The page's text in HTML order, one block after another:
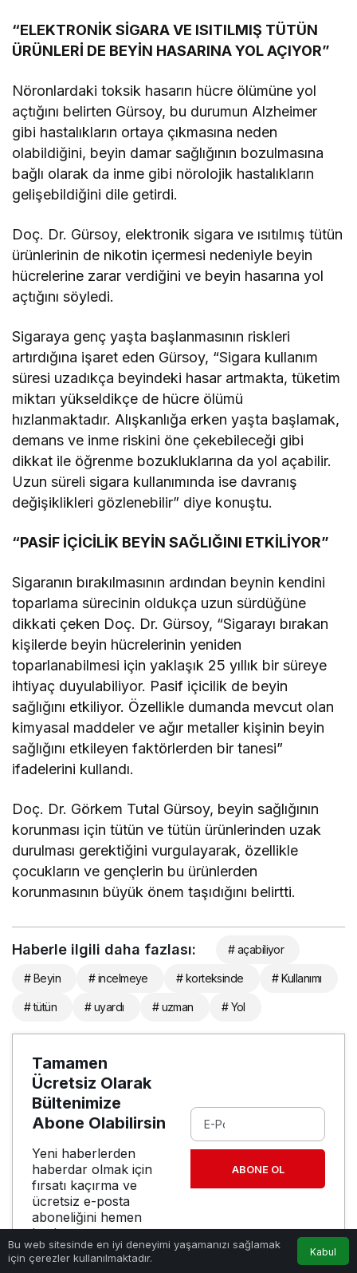
“ELEKTRONİK SİGARA VE ISITILMIŞ TÜTÜN
ÜRÜNLERİ DE BEYİN HASARINA YOL AÇIYOR”
Nöronlardaki toksik hasarın hücre ölümüne yol
açtığını belirten Gürsoy, bu durumun Alzheimer
gibi hastalıkların ortaya çıkmasına neden
olabildiğini, beyin damar sağlığının bozulmasına
bağlı olarak da inme gibi nörolojik hastalıkların
gelişebildiğini dile getirdi.
Doç. Dr. Gürsoy, elektronik sigara ve ısıtılmış tütün
ürünlerinin de nikotin içermesi nedeniyle beyin
hücrelerine zarar verdiğini ve beyin hasarına yol
açtığını söyledi.
Sigaraya genç yaşta başlanmasının riskleri
artırdığına işaret eden Gürsoy, “Sigara kullanım
süresi uzadıkça beyindeki hasar artmakta, tüketim
miktarı yükseldikçe de hücre ölümü
hızlanmaktadır. Alışkanlığa erken yaşta başlamak,
demans ve inme riskini öne çekebileceği gibi
dikkat ile öğrenme bozukluklarına da yol açabilir.
Uzun süreli sigara kullanımında ise davranış
değişiklikleri gözlenebilir” diye konuştu.
“PASİF İÇİCİLİK BEYİN SAĞLIĞINI ETKİLİYOR”
Sigaranın bırakılmasının ardından beynin kendini
toparlama sürecinin oldukça uzun sürdüğüne
dikkati çeken Doç. Dr. Gürsoy, “Sigarayı bırakan
kişilerde beyin hücrelerinin yeniden
toparlanabilmesi için yaklaşık 25 yıllık bir süreye
ihtiyaç duyulabiliyor. Pasif içicilik de beyin
sağlığını etkiliyor. Özellikle dumanda mevcut olan
kimyasal maddeler ve ağır metaller kişinin beyin
sağlığını etkileyen faktörlerden bir tanesi”
ifadelerini kullandı.
Doç. Dr. Görkem Tutal Gürsoy, beyin sağlığının
korunması için tütün ve tütün ürünlerinden uzak
durulması gerektiğini vurgulayarak, özellikle
çocukların ve gençlerin bu ürünlerden
korunmasının büyük önem taşıdığını belirtti.
Haberle ilgili daha fazlası: # açabiliyor
# Beyin # incelmeye # korteksinde # Kullanımı
# tütün # uyardı # uzman # Yol
Tamamen
Ücretsiz Olarak
Bültenimize
Abone Olabilirsin
Yeni haberlerden
haberdar olmak için
fırsatı kaçırma ve
ücretsiz e-posta
aboneliğini hemen
başlat.
ABONE OL
Bu web sitesinde en iyi deneyimi yaşamanızı sağlamak
için çerezler kullanılmaktadır.
Kabul
Anasayfa Hesabım